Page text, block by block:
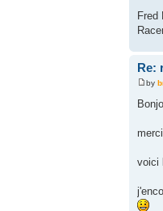
Fred
Re:
by
voici